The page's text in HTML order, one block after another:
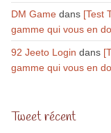
DM Gamedans [Test
gamme qui vous en
92 Jeeto Login dans
gamme qui vous en
Tweet récent